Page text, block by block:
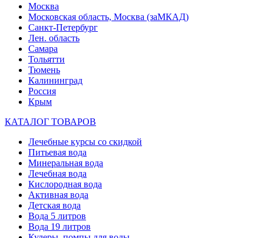
Москва
Московская область, Москва (заМКАД)
Санкт-Петербург
Лен. область
Самара
Тольятти
Тюмень
Калининград
Россия
Крым
КАТАЛОГ ТОВАРОВ
Лечебные курсы со скидкой
Питьевая вода
Минеральная вода
Лечебная вода
Кислородная вода
Активная вода
Детская вода
Вода 5 литров
Вода 19 литров